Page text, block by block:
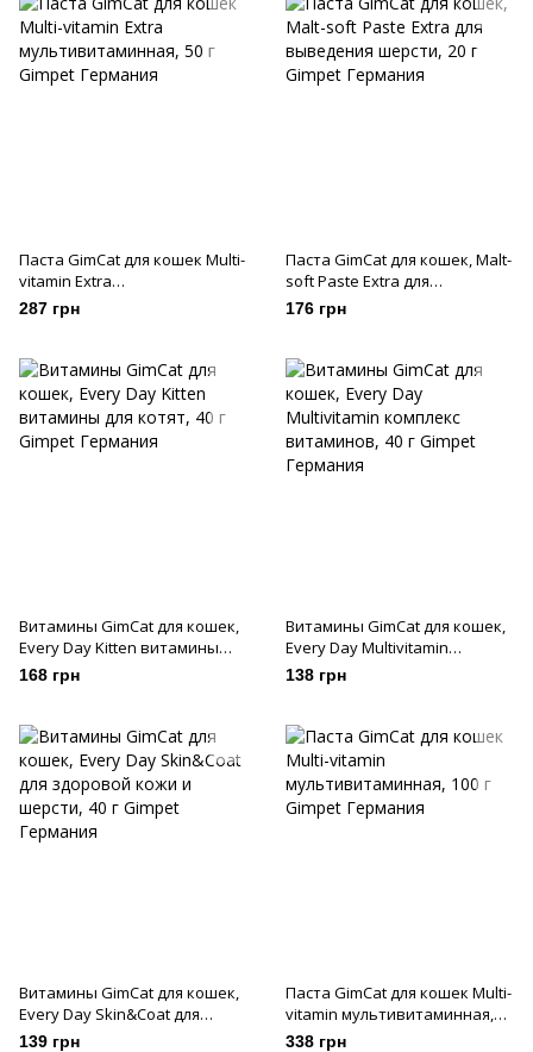
Паста GimCat для кошек Multi-
vitamin Extra
мультивитаминная, 50 г
287 грн
Паста GimCat для кошек, Malt-
soft Paste Extra для
выведения шерсти, 20 г
176 грн
Витамины GimCat для кошек,
Every Day Kitten витамины
для котят, 40 г
168 грн
Витамины GimCat для кошек,
Every Day Multivitamin
комплекс витаминов, 40 г
138 грн
Витамины GimCat для кошек,
Every Day Skin&Coat для
здоровой кожи и шерсти, 40 г
139 грн
Паста GimCat для кошек Multi-
vitamin мультивитаминная,
100 г
338 грн